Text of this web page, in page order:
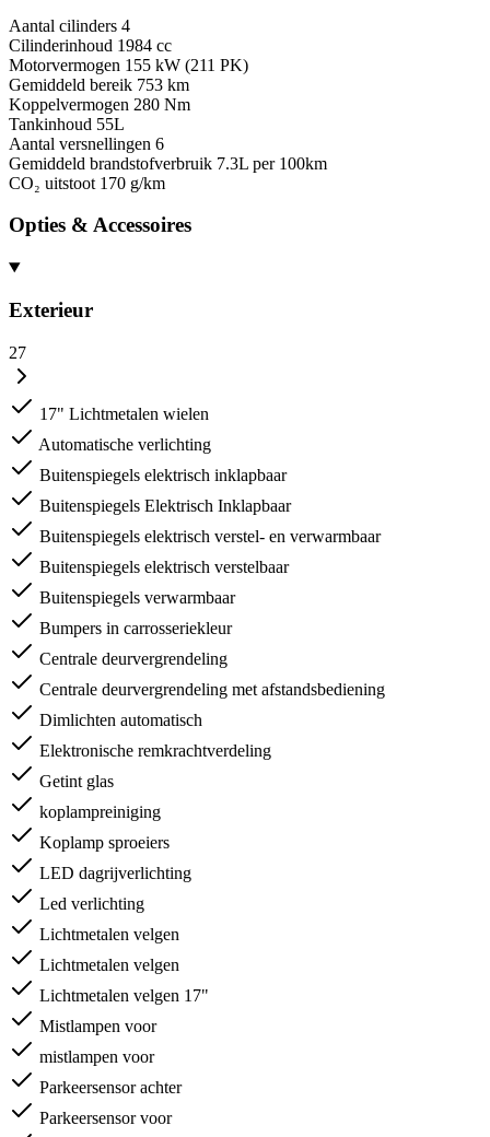
Aantal cilinders 4
Cilinderinhoud 1984 cc
Motorvermogen 155 kW (211 PK)
Gemiddeld bereik 753 km
Koppelvermogen 280 Nm
Tankinhoud 55L
Aantal versnellingen 6
Gemiddeld brandstofverbruik 7.3L per 100km
CO₂ uitstoot 170 g/km
Opties & Accessoires
Exterieur
27
17" Lichtmetalen wielen
Automatische verlichting
Buitenspiegels elektrisch inklapbaar
Buitenspiegels Elektrisch Inklapbaar
Buitenspiegels elektrisch verstel- en verwarmbaar
Buitenspiegels elektrisch verstelbaar
Buitenspiegels verwarmbaar
Bumpers in carrosseriekleur
Centrale deurvergrendeling
Centrale deurvergrendeling met afstandsbediening
Dimlichten automatisch
Elektronische remkrachtverdeling
Getint glas
koplampreiniging
Koplamp sproeiers
LED dagrijverlichting
Led verlichting
Lichtmetalen velgen
Lichtmetalen velgen
Lichtmetalen velgen 17"
Mistlampen voor
mistlampen voor
Parkeersensor achter
Parkeersensor voor